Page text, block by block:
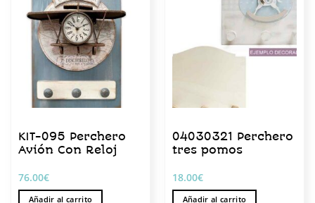
KIT-095 Perchero
Avión Con Reloj
76.00€
Añadir al carrito
04030321 Perchero
tres pomos
18.00€
Añadir al carrito